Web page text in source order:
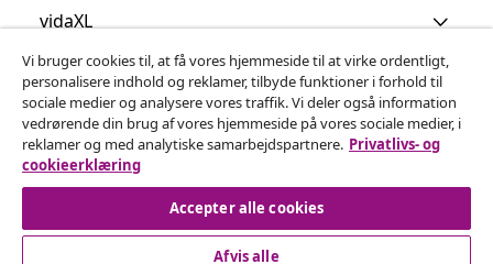
vidaXL
Opdag mere
Vi bruger cookies til, at få vores hjemmeside til at virke ordentligt,
personalisere indhold og reklamer, tilbyde funktioner i forhold til
sociale medier og analysere vores traffik. Vi deler også information
vedrørende din brug af vores hjemmeside på vores sociale medier, i
reklamer og med analytiske samarbejdspartnere. Privatlivs- og
cookieerklæring
Accepter alle cookies
Afvis alle